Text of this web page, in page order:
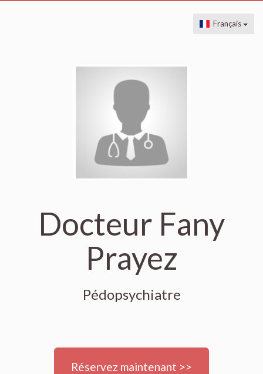
Français
Docteur Fany
Prayez
Pédopsychiatre
Réservez maintenant >>